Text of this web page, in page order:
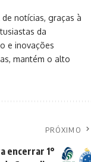
notícias, graças à
da
e inovações
mantém o alto
PRÓXIMO
encerrar 1°